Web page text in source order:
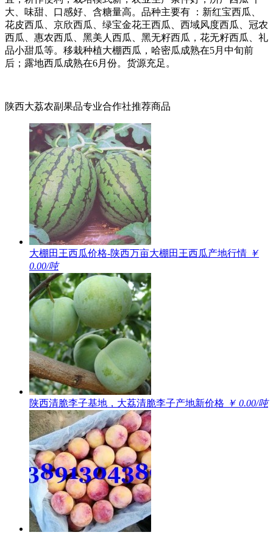
大、味甜、口感好、含糖量高。品种主要有 ：新红宝西瓜、
花皮西瓜、京欣西瓜、绿宝金花王西瓜、西域风度西瓜、冠农
西瓜、惠农西瓜、黑美人西瓜、黑无籽西瓜，花无籽西瓜、礼
品小甜瓜等。移栽种植大棚西瓜，哈密瓜成熟在5月中旬前
后；露地西瓜成熟在6月份。货源充足。
陕西大荔农副果品专业合作社推荐商品
大棚田王西瓜价格-陕西万亩大棚田王西瓜产地行情 ￥
0.00/吨
陕西清脆李子基地，大荔清脆李子产地新价格 ￥ 0.00/吨